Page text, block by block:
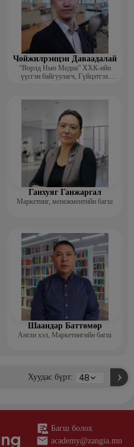
Чойжилрэнцэн Даваадалай
“Ворлд Нью Медиа” ХХК-ийн
үүсгэн байгуулагч, Гүйцэтгэх
Ганхуяг Ганжаргал
Маркетинг, менежментийн багш
Шаандар Баттөмөр
Англи хэл, Маркетингийн багш
Хуудас бүрт:
Багш болох
academy@zangia.mn